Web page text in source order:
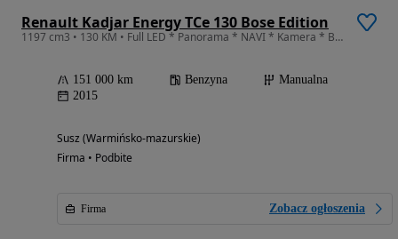
Renault Kadjar Energy TCe 130 Bose Edition
1197 cm3 • 130 KM • Full LED * Panorama * NAVI * Kamera * BOSE * Półskóry
151 000 km Benzyna
Manualna
2015
Susz (Warmińsko-mazurskie)
Firma • Podbite
Firma Zobacz ogłoszenia